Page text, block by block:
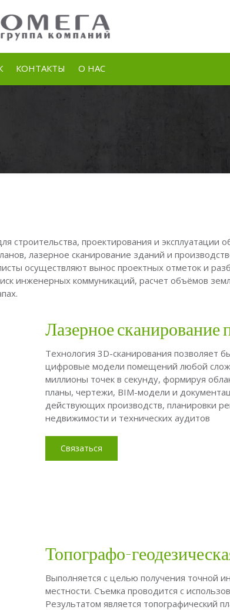
КОНТАКТЫ О НАС
строительства, проектирования и
лазерное сканирование зданий и
осуществляют вынос проектных отметок и
инженерных коммуникаций, расчет объёмов
Лазерное
Технология 3D-сканирования позволяет
цифровые модели помещений любой
миллионы точек в секунду, формируя
планы, чертежи, BIM-модели и
действующих производств, планировки
недвижимости и технических аудитов
Связаться
Топографо-
Выполняется с целью получения точной
местности. Съемка проводится с
Результатом является топографический